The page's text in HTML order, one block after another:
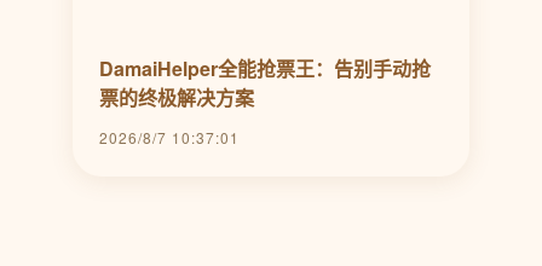
DamaiHelper全能抢票王：告别手动抢
票的终极解决方案
2026/8/7 10:37:01